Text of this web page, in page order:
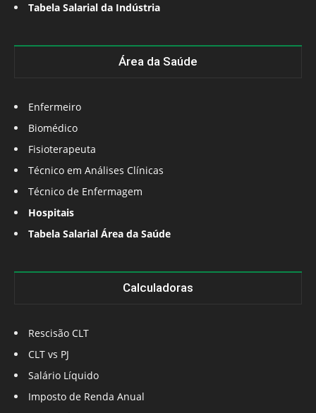
Tabela Salarial da Indústria
Área da Saúde
Enfermeiro
Biomédico
Fisioterapeuta
Técnico em Análises Clínicas
Técnico de Enfermagem
Hospitais
Tabela Salarial Área da Saúde
Calculadoras
Rescisão CLT
CLT vs PJ
Salário Líquido
Imposto de Renda Anual